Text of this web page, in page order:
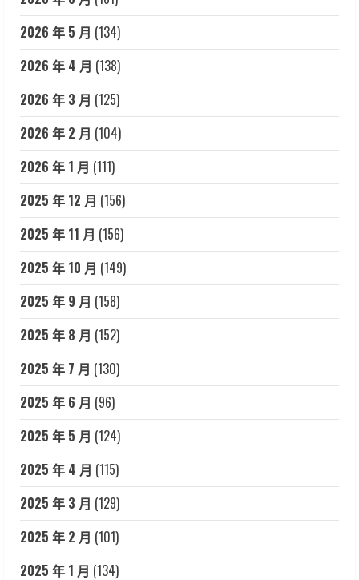
2026 年 5 月 (134)
2026 年 4 月 (138)
2026 年 3 月 (125)
2026 年 2 月 (104)
2026 年 1 月 (111)
2025 年 12 月 (156)
2025 年 11 月 (156)
2025 年 10 月 (149)
2025 年 9 月 (158)
2025 年 8 月 (152)
2025 年 7 月 (130)
2025 年 6 月 (96)
2025 年 5 月 (124)
2025 年 4 月 (115)
2025 年 3 月 (129)
2025 年 2 月 (101)
2025 年 1 月 (134)